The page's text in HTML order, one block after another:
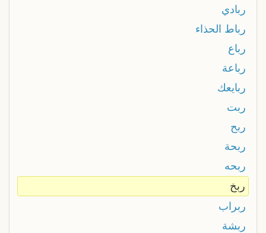
ربادي
رباط الحذاء
رباع
رباعة
ربايعك
ربت
ربح
ربحة
ربحه
ربخ
ربراب
ربشة